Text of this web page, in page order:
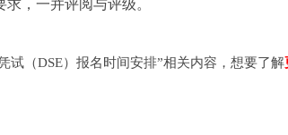
，一并评阅与评级。
试（DSE）报名时间安排”相关内容，想要了解